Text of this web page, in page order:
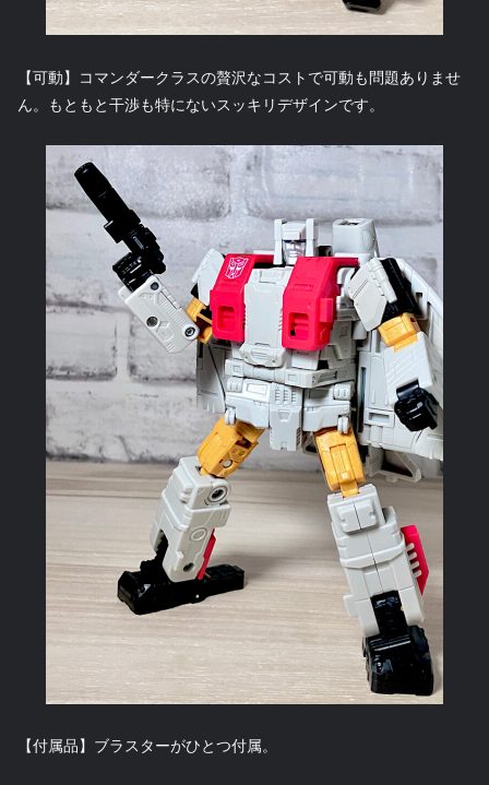
【可動】コマンダークラスの贅沢なコストで可動も問題ありませ
ん。もともと干渉も特にないスッキリデザインです。
【付属品】ブラスターがひとつ付属。